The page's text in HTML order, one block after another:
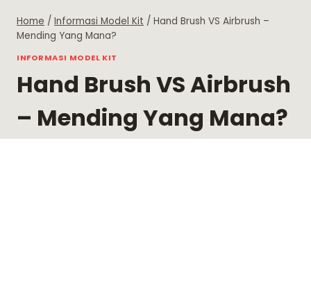
content
Home / Informasi Model Kit / Hand Brush VS Airbrush –
Mending Yang Mana?
INFORMASI MODEL KIT
Hand Brush VS Airbrush
– Mending Yang Mana?